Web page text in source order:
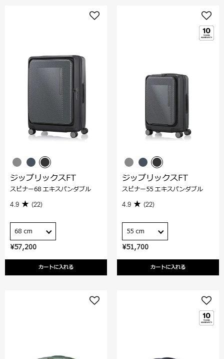
¥57,200
カートに入れる
ジップリックスFT
スピナー68 エキスパンダブル
4.9 (22)
68 cm
¥51,700
カートに入れる
ジップリックスFT
スピナー55 エキスパンダブル
4.9 (22)
55 cm